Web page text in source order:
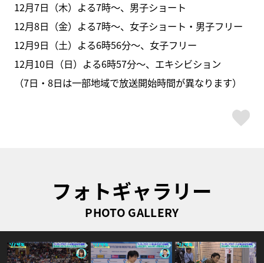
12月7日（木）よる7時～、男子ショート
12月8日（金）よる7時～、女子ショート・男子フリー
12月9日（土）よる6時56分～、女子フリー
12月10日（日）よる6時57分〜、エキシビション
（7日・8日は一部地域で放送開始時間が異なります）
フォトギャラリー
PHOTO GALLERY